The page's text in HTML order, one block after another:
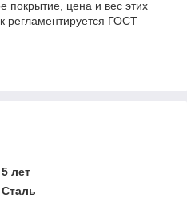
покрытие, цена и вес этих
регламентируется ГОСТ
5 лет
Сталь